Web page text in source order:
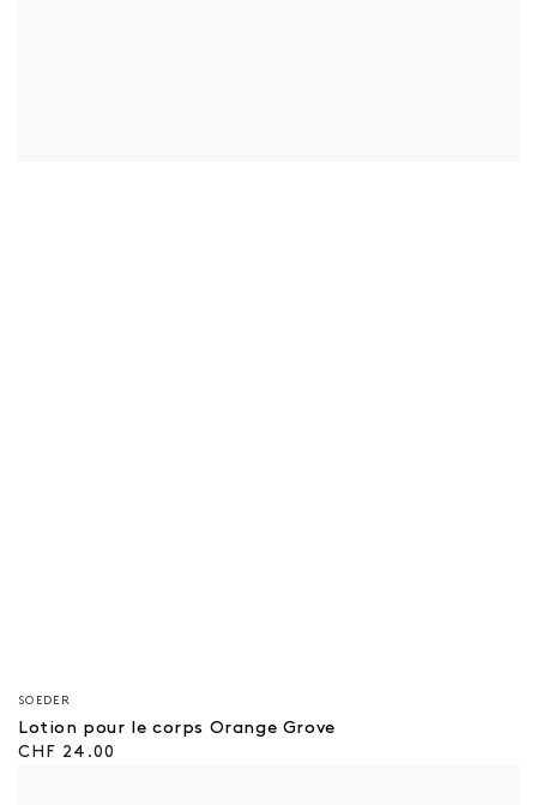
Vendeur/vendeuse
:
SOEDER
Lotion pour le corps Orange Grove
Prix
CHF 24.00